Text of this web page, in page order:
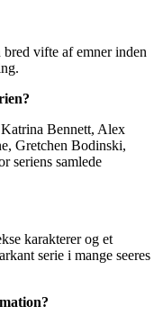
vifte af emner inden
Bennett, Alex
Gretchen Bodinski,
seriens samlede
karakterer og et
serie i mange seeres